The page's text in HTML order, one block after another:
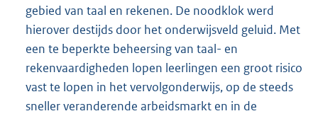
gebied van taal en rekenen. De noodklok werd
hierover destijds door het onderwijsveld geluid. Met
een te beperkte beheersing van taal- en
rekenvaardigheden lopen leerlingen een groot risico
vast te lopen in het vervolgonderwijs, op de steeds
sneller veranderende arbeidsmarkt en in de